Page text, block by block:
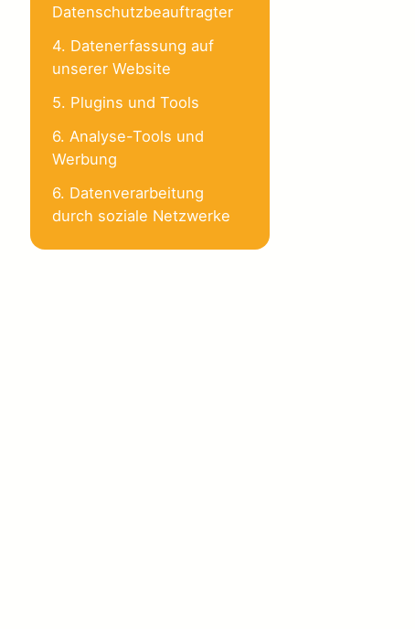
Datenschutzbeauftragter
4. Datenerfassung auf
unserer Website
5. Plugins und Tools
6. Analyse-Tools und
Werbung
6. Datenverarbeitung
durch soziale Netzwerke